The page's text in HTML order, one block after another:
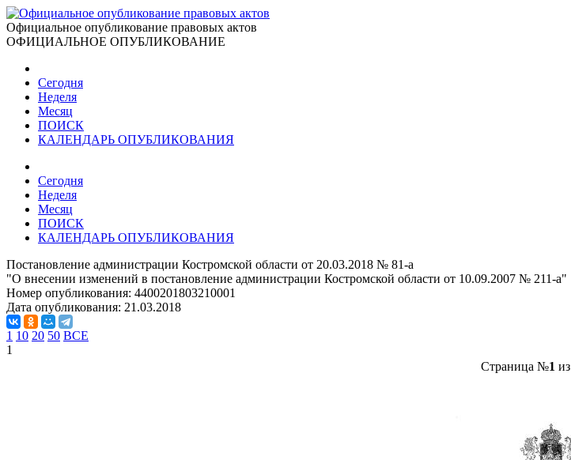
Официальное опубликование правовых актов
ОФИЦИАЛЬНОЕ ОПУБЛИКОВАНИЕ
Сегодня
Неделя
Месяц
ПОИСК
КАЛЕНДАРЬ ОПУБЛИКОВАНИЯ
Сегодня
Неделя
Месяц
ПОИСК
КАЛЕНДАРЬ ОПУБЛИКОВАНИЯ
Постановление администрации Костромской области от 20.03.2018 № 81-а
"О внесении изменений в постановление администрации Костромской области от 10.09.2007 № 211-а"
Номер опубликования: 4400201803210001
Дата опубликования: 21.03.2018
1 10 20 50 ВСЕ
1
Страница №1 из